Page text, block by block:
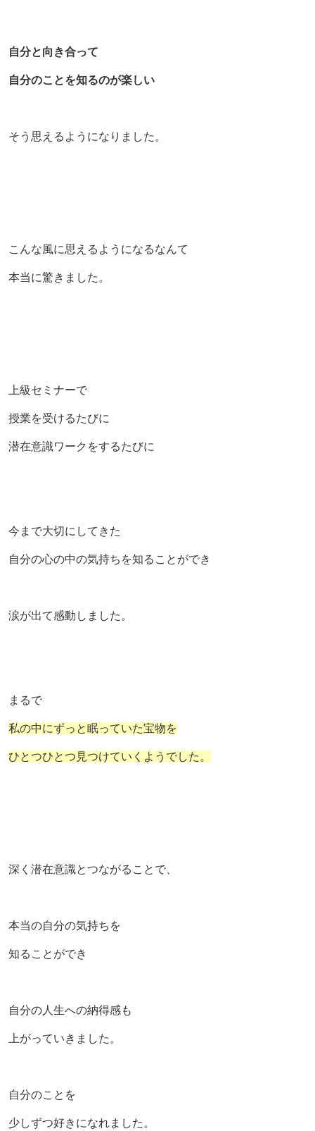
自分と向き合って
自分のことを知るのが楽しい
そう思えるようになりました。
こんな風に思えるようになるなんて
本当に驚きました。
上級セミナーで
授業を受けるたびに
潜在意識ワークをするたびに
今まで大切にしてきた
自分の心の中の気持ちを知ることができ
涙が出て感動しました。
まるで
私の中にずっと眠っていた宝物を
ひとつひとつ見つけていくようでした。
深く潜在意識とつながることで、
本当の自分の気持ちを
知ることができ
自分の人生への納得感も
上がっていきました。
自分のことを
少しずつ好きになれました。